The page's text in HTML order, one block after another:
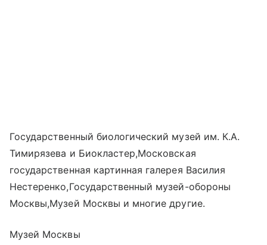
Государственный биологический музей им. К.А.
Тимирязева и Биокластер,Московская
государственная картинная галерея Василия
Нестеренко,Государственный музей-обороны
Москвы,Музей Москвы и многие другие.
Музей Москвы